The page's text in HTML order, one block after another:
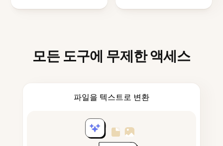
모든 도구에 무제한 액세스
파일을 텍스트로 변환